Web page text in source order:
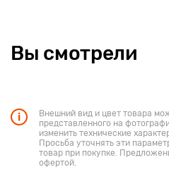
Вы смотрели
Внешний вид и цвет товара
представленного на
изменить технические
Просьба уточнять эти
товар при покупке.
офертой.